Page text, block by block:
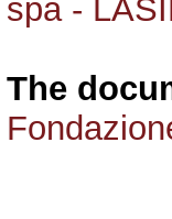
spa -
The